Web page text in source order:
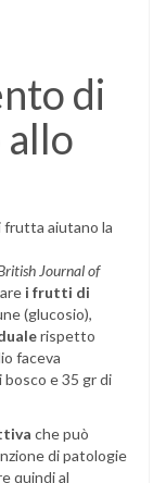
di
frutta aiutano la
Journal of
i frutti di
(glucosio),
rispetto
faceva
e 35 gr di
che può
di patologie
quindi al